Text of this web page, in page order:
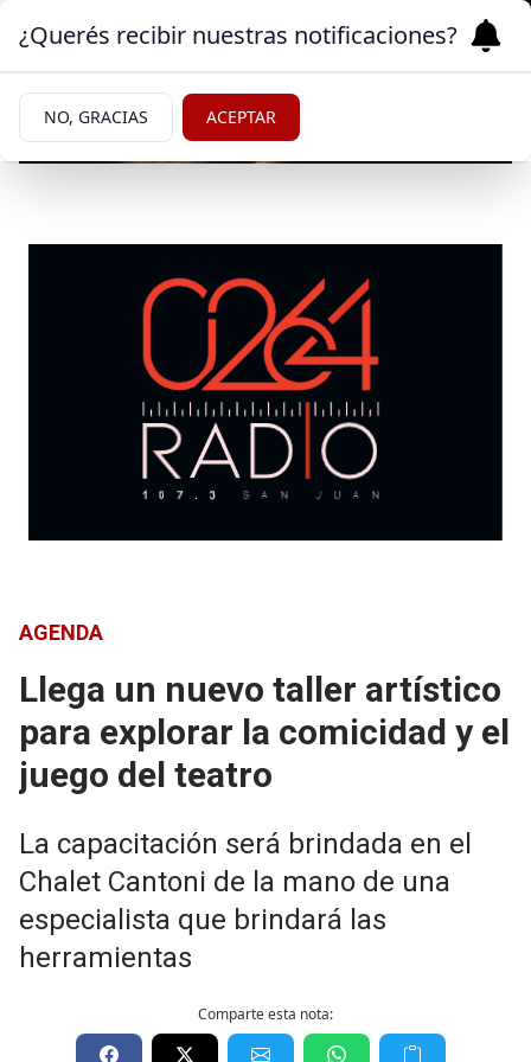
AGENDA
Llega un nuevo taller artístico
para explorar la comicidad y el
juego del teatro
La capacitación será brindada en el
Chalet Cantoni de la mano de una
especialista que brindará las
herramientas
Comparte esta nota:
¿Querés recibir nuestras notificaciones?
NO, GRACIAS ACEPTAR